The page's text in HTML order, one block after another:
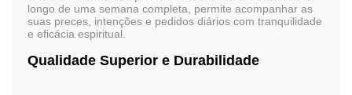
longo de uma semana completa, permite acompanhar as
suas preces, intenções e pedidos diários com tranquilidade
e eficácia espiritual.
Qualidade Superior e Durabilidade